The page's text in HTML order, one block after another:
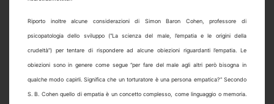
Riporto inoltre alcune considerazioni di Simon Baron Cohen, professore di
psicopatologia dello sviluppo (“La scienza del male, l’empatia e le origini della
crudeltà”) per tentare di rispondere ad alcune obiezioni riguardanti l’empatia. Le
obiezioni sono in genere come segue “per fare del male agli altri però bisogna in
qualche modo capirli. Significa che un torturatore è una persona empatica?” Secondo
S. B. Cohen quello di empatia è un concetto complesso, come linguaggio o memoria.